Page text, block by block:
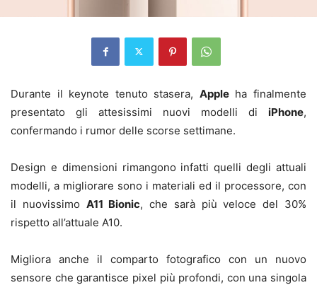
Durante il keynote tenuto stasera, Appleha finalmente
presentato gli attesissimi nuovi modelli di iPhone,
confermando i rumor delle scorse settimane.
Design e dimensioni rimangono infatti quelli degli attuali
modelli, a migliorare sono i materiali ed il processore, con
il nuovissimo A11 Bionic, che sarà più veloce del 30%
rispetto all’attuale A10.
Migliora anche il comparto fotografico con un nuovo
sensore che garantisce pixel più profondi, con una singola